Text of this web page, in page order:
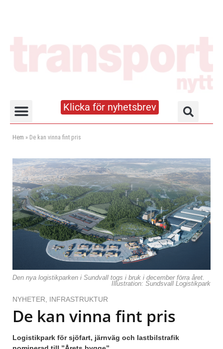
Klicka för nyhetsbrev
Hem » De kan vinna fint pris
Den nya logistikparken i Sundvall togs i bruk i december förra året.
Illustration: Sundsvall Logistikpark
NYHETER INFRASTRUKTUR
De kan vinna fint pris
Logistikpark för sjöfart, järnväg och lastbilstrafik